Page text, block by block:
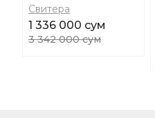
Свитера
1 336 000 сум
3 342 000 сум